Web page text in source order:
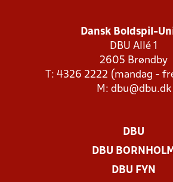
Dansk Boldspil-
DBU Allé 1
2605 Brøndby
T: 4326 2222 (mandag -
M: dbu@dbu.dk
DBU
DBU BORNHOLM
DBU FYN